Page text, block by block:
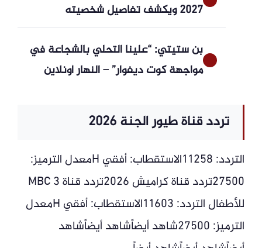
2027 ويكشف تفاصيل شخصيته
بن ستيتي: “علينا التحلي بالشجاعة في
مواجهة كوت ديفوار” – النهار أونلاين
تردد قناة طيور الجنة 2026
التردد: 11258الاستقطاب: أفقي Hمعدل الترميز:
27500تردد قناة كراميش 2026تردد قناة MBC 3
للأطفال التردد: 11603الاستقطاب: أفقي Hمعدل
الترميز: 27500شاهد أيضاًشاهد أيضاًشاهد